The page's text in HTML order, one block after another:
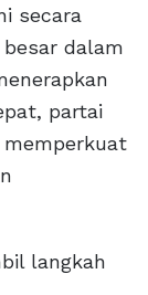
secara
dalam
partai
langkah